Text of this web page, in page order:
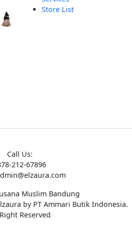
Store List
Call Us:
212-67896
Muslim Bandung
by PT Ammari Butik Indonesia.
Reserved